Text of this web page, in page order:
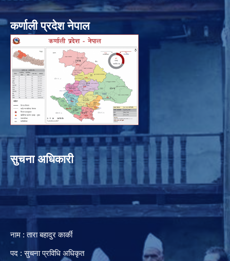
कर्णाली प्रदेश नेपाल
सुचना अधिकारी
नाम : तारा बहादुर कार्की
पद : सुचना प्रविधि अधिकृत